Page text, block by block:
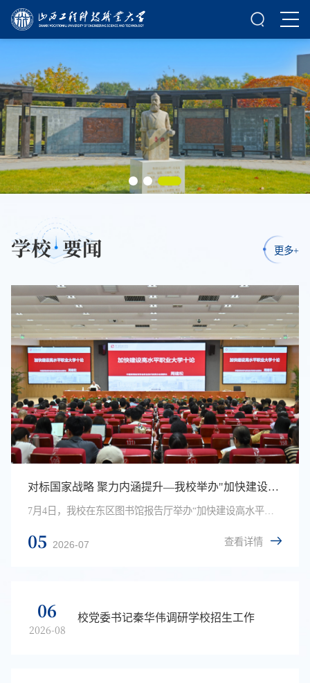
学校 要闻 更多+
对标国家战略 聚力内涵提升—我校举办"加快建设高水平职业大学十论"专题讲座
7月4日，我校在东区图书馆报告厅举办“加快建设高水平职业大学十论”专题讲座。特邀中国高等教育学会职业技术教育分会理事长、浙江金融职业学院原党委书记周建松教授作报告。校党委书记秦华伟主持。周建松教授从十个维度阐释高水平职业大学建设路径，首先讲解了发展职教本科的六重意义、六大特性以及关于创建“12306”高水平职业本科学校的具体思路。随后围绕推进职业本科学校教育内涵建设展开讲解，提出要切实推动产教融合校企合作不断深化。...
05 2026-07 查看详情
06
2026-08
校党委书记秦华伟调研学校招生工作